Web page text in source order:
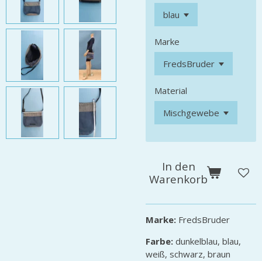
Marke
Material
In den
Warenkorb
Marke: FredsBruder
Farbe: dunkelblau, blau,
weiß, schwarz, braun